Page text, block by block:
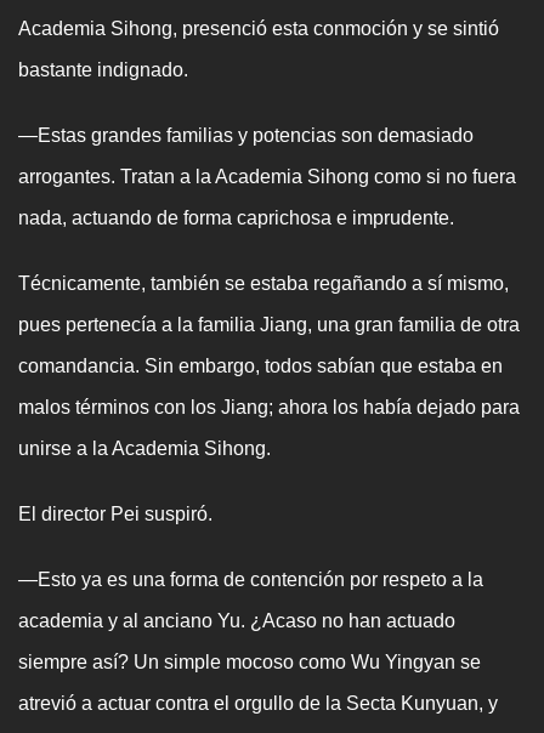
Academia Sihong, presenció esta conmoción y se sintió
bastante indignado.
—Estas grandes familias y potencias son demasiado
arrogantes. Tratan a la Academia Sihong como si no fuera
nada, actuando de forma caprichosa e imprudente.
Técnicamente, también se estaba regañando a sí mismo,
pues pertenecía a la familia Jiang, una gran familia de otra
comandancia. Sin embargo, todos sabían que estaba en
malos términos con los Jiang; ahora los había dejado para
unirse a la Academia Sihong.
El director Pei suspiró.
—Esto ya es una forma de contención por respeto a la
academia y al anciano Yu. ¿Acaso no han actuado
siempre así? Un simple mocoso como Wu Yingyan se
atrevió a actuar contra el orgullo de la Secta Kunyuan, y